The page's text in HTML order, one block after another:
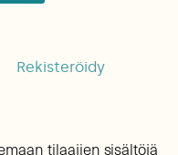
Rekisteröidy
tilaajien sisältöjä